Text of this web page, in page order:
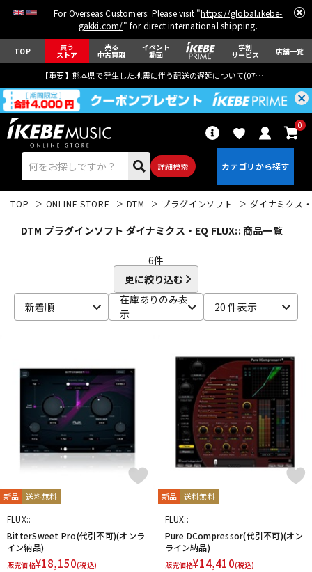
For Overseas Customers: Please visit "https://global.ikebe-
gakki.com/" for direct international shipping.
TOP 買う
ストア
売る
中古買取
イベント
動画
学割
サービス 店舗一覧
【重要】熊本県で発生した地震に伴う配送の遅延について(07月29日
詳細検索
0
ドラム パーカッション
キーボード 電子ピアノ
アンプ エフェクター
TOP ONLINE STORE DTM プラグインソフト ダイナミクス
DTM プラグインソフト ダイナミクス・EQ FLUX:: 商品一覧
6件
更に絞り込む
新着順
在庫ありのみ表
示
20 件表示
新品 送料無料
FLUX::
BitterSweet Pro(代引不可)(オンラ
イン納品)
販売価格¥18,150(税込)
新品 送料無料
FLUX::
Pure DCompressor(代引不可)(オン
ライン納品)
販売価格¥14,410(税込)